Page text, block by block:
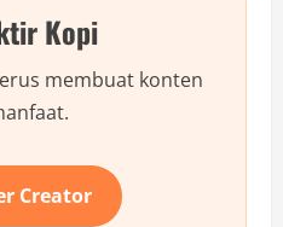
Kopi
membuat konten
Creator